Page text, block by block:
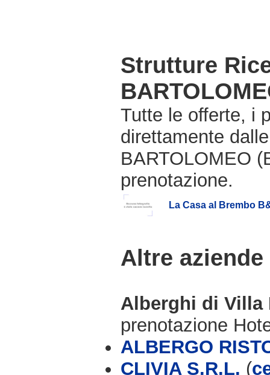
Strutture
Tutte le offerte, i
direttamente
BARTOLOMEO
prenotazione.
La Casa al Brembo
Altre
Alberghi di Villa
prenotazione
ALBERGO
CLIVIA S.R.L. (